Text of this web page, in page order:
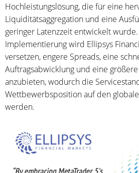
Hochleistungslösung, die für eine
Liquiditätsaggregation und eine
geringer Latenzzeit entwickelt
Implementierung wird Ellipsys
versetzen, engere Spreads, eine
Auftragsabwicklung und eine
anzubieten, wodurch die
Wettbewerbsposition auf den
werden.